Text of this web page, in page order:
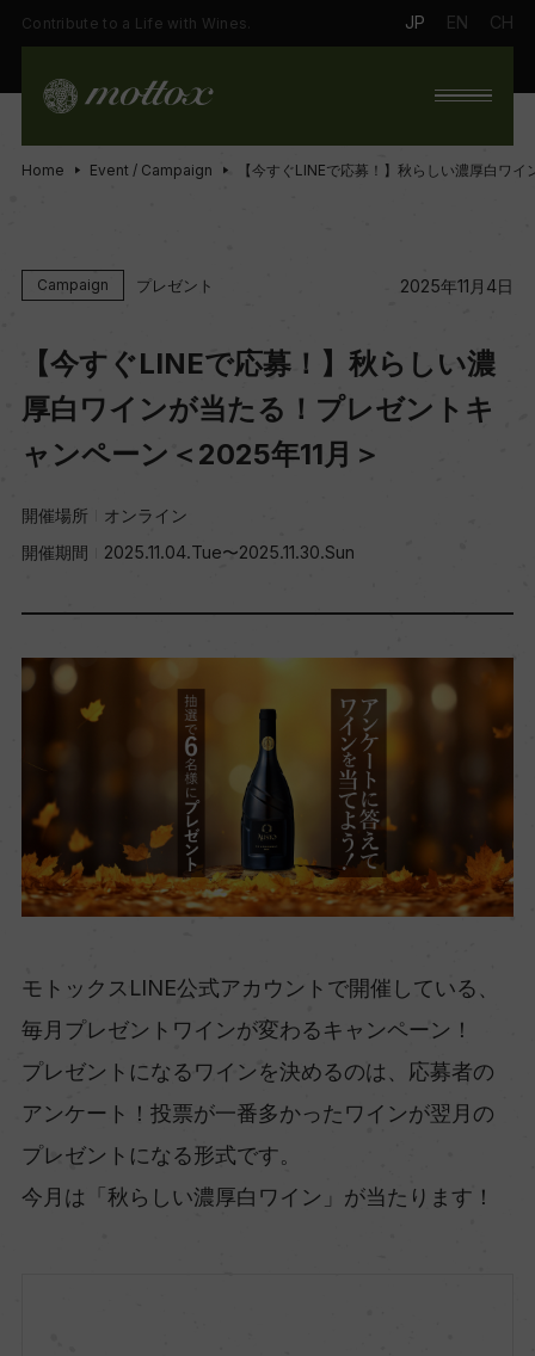
Contribute to a Life with Wines. JP EN CH
Home Event / Campaign 【今すぐLINEで応募！】秋らしい濃厚白ワ
Campaign プレゼント 2025年11月4日
【今すぐLINEで応募！】秋らしい濃
厚白ワインが当たる！プレゼントキ
ャンペーン＜2025年11月＞
開催場所
オンライン
開催期間
2025.11.04.Tue〜2025.11.30.Sun
モトックスLINE公式アカウントで開催している、
毎月プレゼントワインが変わるキャンペーン！
プレゼントになるワインを決めるのは、応募者の
アンケート！投票が一番多かったワインが翌月の
プレゼントになる形式です。
今月は「秋らしい濃厚白ワイン」が当たります！